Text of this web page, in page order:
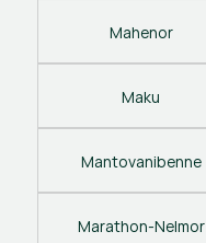
Mahenor
Maku
Mantovanibenne
Marathon-Nelmor